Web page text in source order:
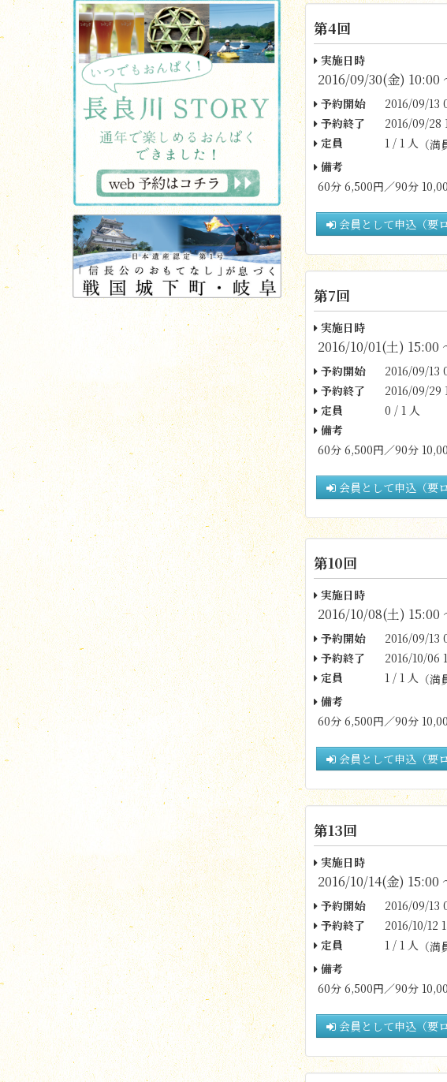
第4回
実施日時
2016/09/30(金) 10:00
予約開始
2016/09/13
予約終了
2016/09/28
定員
1 / 1 人 （満
備考
60分 6,500円／90分
会員として申込（要
第7回
実施日時
2016/10/01(土) 15:00
予約開始
2016/09/13
予約終了
2016/09/29
定員
0 / 1 人
備考
60分 6,500円／90分
会員として申込（要
第10回
実施日時
2016/10/08(土) 15:00
予約開始
2016/09/13
予約終了
2016/10/06
定員
1 / 1 人 （満
備考
60分 6,500円／90分
会員として申込（要
第13回
実施日時
2016/10/14(金) 15:00
予約開始
2016/09/13
予約終了
2016/10/12
定員
1 / 1 人 （満
備考
60分 6,500円／90分
会員として申込（要